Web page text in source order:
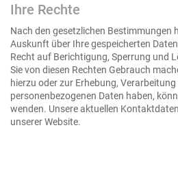
Ihre Rechte
Nach den gesetzlichen Bestimmungen
Auskunft über Ihre gespeicherten
Recht auf Berichtigung, Sperrung und
Sie von diesen Rechten Gebrauch
hierzu oder zur Erhebung,
personenbezogenen Daten haben,
wenden. Unsere aktuellen
unserer Website.